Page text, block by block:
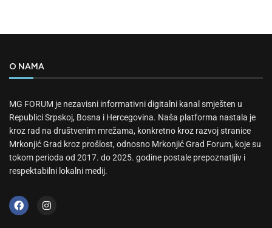
O NAMA
MG FORUM je nezavisni informativni digitalni kanal smješten u
Republici Srpskoj, Bosna i Hercegovina. Naša platforma nastala je
kroz rad na društvenim mrežama, konkretno kroz razvoj stranice
Mrkonjić Grad kroz prošlost, odnosno Mrkonjić Grad Forum, koje su
tokom perioda od 2017. do 2025. godine postale prepoznatljiv i
respektabilni lokalni medij.